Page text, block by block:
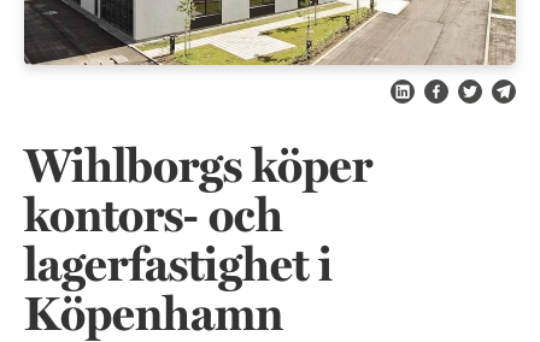
Dela på LinkedIn
Dela påDela på
Wihlborgs köper
kontors- och
lagerfastighet i
Köpenhamn